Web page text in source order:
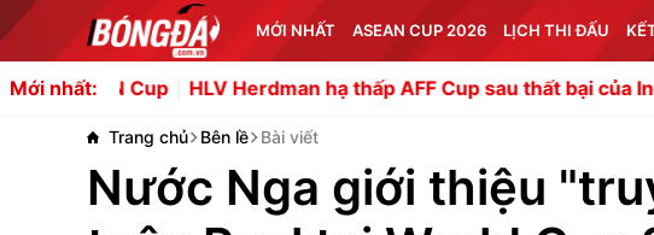
MỚI NHẤT ASEAN CUP 2026 LỊCH THI ĐẤU
Mới nhất:HLV Herdman hạ thấp AFF Cup sau thất bại của Indonesia
Trang chủ Bên lề Bài viết
Nước Nga giới thiệu